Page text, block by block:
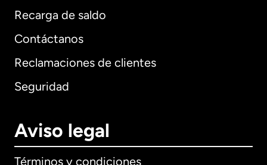
Recarga de saldo
Contáctanos
Reclamaciones de clientes
Seguridad
Aviso legal
Términos y condiciones